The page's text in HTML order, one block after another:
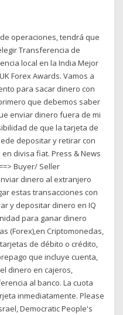
operaciones, tendrá que
Transferencia de
local en la India Mejor
Forex Awards. Vamos a
para sacar dinero con
que debemos saber
enviar dinero fuera de mi
de que la tarjeta de
depositar y retirar con
divisa fiat. Press & News
Buyer/ Seller
dinero al extranjero
estas transacciones con
y depositar dinero en IQ
para ganar dinero
(Forex),en Criptomonedas,
de débito o crédito,
que incluye cuenta,
dinero en cajeros,
al banco. La cuota
inmediatamente. Please
Democratic People's